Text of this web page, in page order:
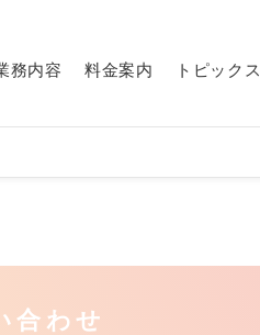
務内容 料金案内 トピックス
合わせ